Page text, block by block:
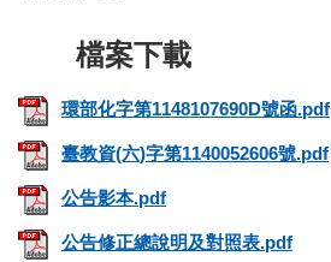
環部化字第1148107690D號函.pdf
臺教資(六)字第1140052606號.pdf
公告影本.pdf
公告修正總說明及對照表.pdf